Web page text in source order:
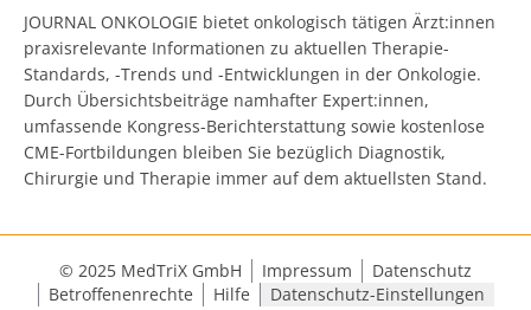
JOURNAL ONKOLOGIE bietet onkologisch tätigen Ärzt:innen
praxisrelevante Informationen zu aktuellen Therapie-
Standards, -Trends und -Entwicklungen in der Onkologie.
Durch Übersichtsbeiträge namhafter Expert:innen,
umfassende Kongress-Berichterstattung sowie kostenlose
CME-Fortbildungen bleiben Sie bezüglich Diagnostik,
Chirurgie und Therapie immer auf dem aktuellsten Stand.
© 2025 MedTriX GmbH Impressum
Datenschutz
Betroffenenrechte
Hilfe Datenschutz-Einstellungen